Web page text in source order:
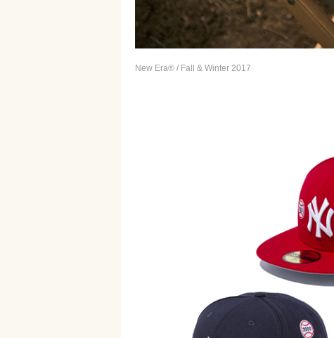
New Era® / Fall & Winter 2017